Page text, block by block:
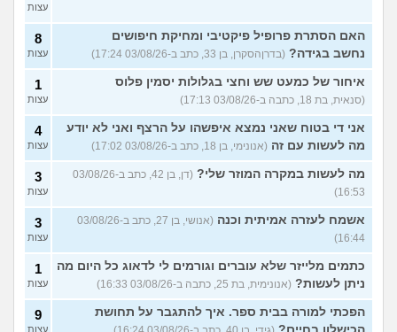
עצות
האם הסתרת פרופיל פיקטיבי ומחיקת חיפושים
נחשב בגידה? (בדרןהסקרן, בן 33, כתב ב-03/08/26 17:24)
8
עצות
איחור של כמעט שש וחצי בגלולות יסמין פלוס
(סנאית, בת 18, כתבה ב-03/08/26 17:13)
1
עצות
אני די בטוח שאני נמצא איפשהו על הרצף ואני לא יודע
מה לעשות עם זה (אנונימי, בן 18, כתב ב-03/08/26 17:02)
4
עצות
מה לעשות במקרה המוזר שלי?
(דן, בן 42, כתב ב-03/08/26
16:53)
3
עצות
אשמח לעזרה אמיתית וכנה
(אנושי, בן 27, כתב ב-03/08/26
16:44)
3
עצות
כתמים מלייזר שלא עוברים וגורמים לי לדאוג כל היום מה
ניתן לעשות? (אנונימית, בת 25, כתבה ב-03/08/26 16:33)
1
עצות
הפכתי למורה בבית ספר. איך להתגבר על תחושת
9
עצות